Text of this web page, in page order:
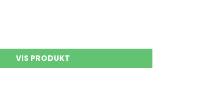
VIS PRODUKT